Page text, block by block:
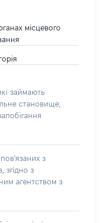
місцевого
займають
становище,
з
згідно з
агентством з